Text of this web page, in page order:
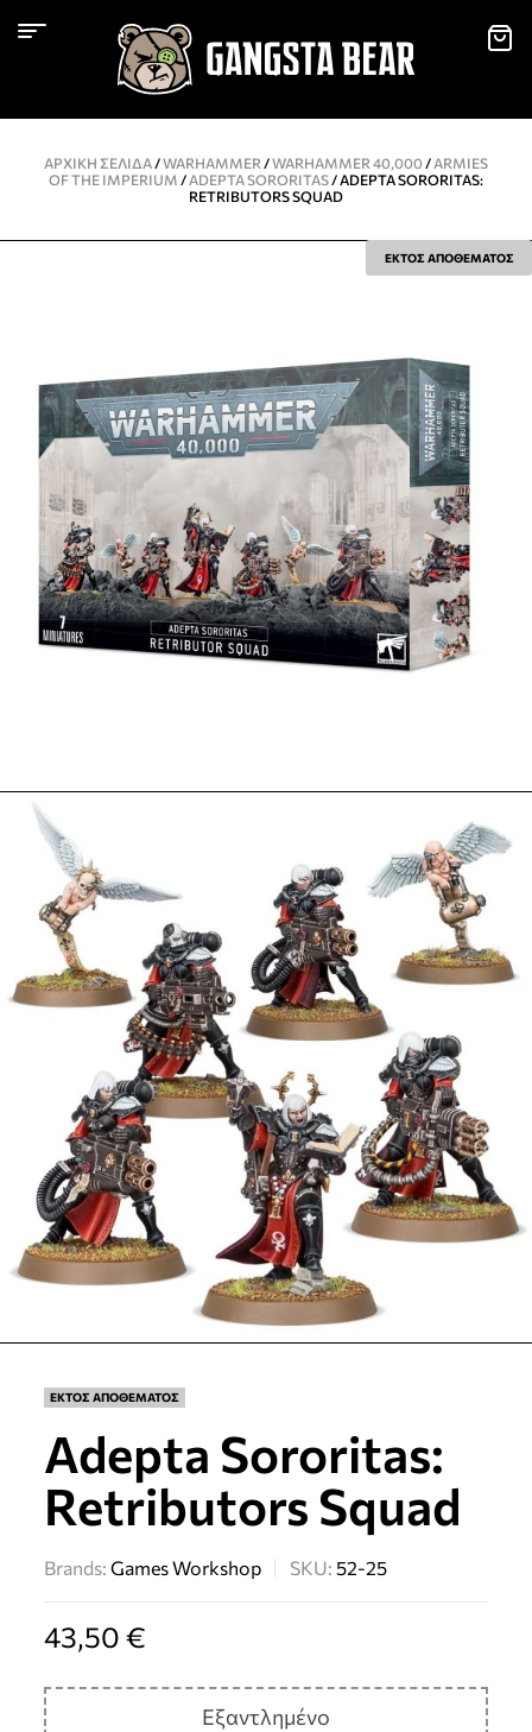
ΑΡΧΙΚΉ ΣΕΛΊΔΑ/WARHAMMER /WARHAMMER 40,000/ ARMIES
OF THE IMPERIUM / ADEPTA SORORITAS/ ADEPTA SORORITAS:
RETRIBUTORS SQUAD
ΕΚΤΟΣ ΑΠΟΘΕΜΑΤΟΣ
ΕΚΤΟΣ ΑΠΟΘΕΜΑΤΟΣ
Adepta Sororitas:
Retributors Squad
Brands:Games Workshop SKU:52-25
43,50€
Εξαντλημένο